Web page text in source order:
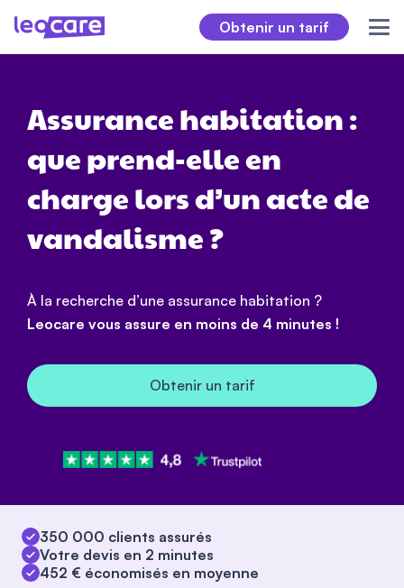
Obtenir un tarif
Assurance habitation :
que prend-elle en
charge lors d’un acte de
vandalisme ?
À la recherche d’une assurance habitation ?
Leocare vous assure en moins de 4 minutes !
Obtenir un tarif
350 000 clients assurés
Votre devis en 2 minutes
452 € économisés en moyenne